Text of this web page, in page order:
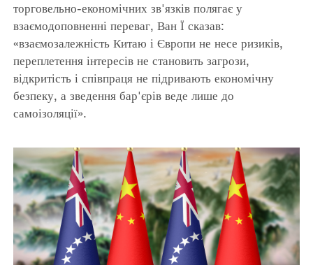
торговельно-економічних зв'язків полягає у
взаємодоповненні переваг, Ван Ї сказав:
«взаємозалежність Китаю і Європи не несе ризиків,
переплетення інтересів не становить загрози,
відкритість і співпраця не підривають економічну
безпеку, а зведення бар'єрів веде лише до
самоізоляції».